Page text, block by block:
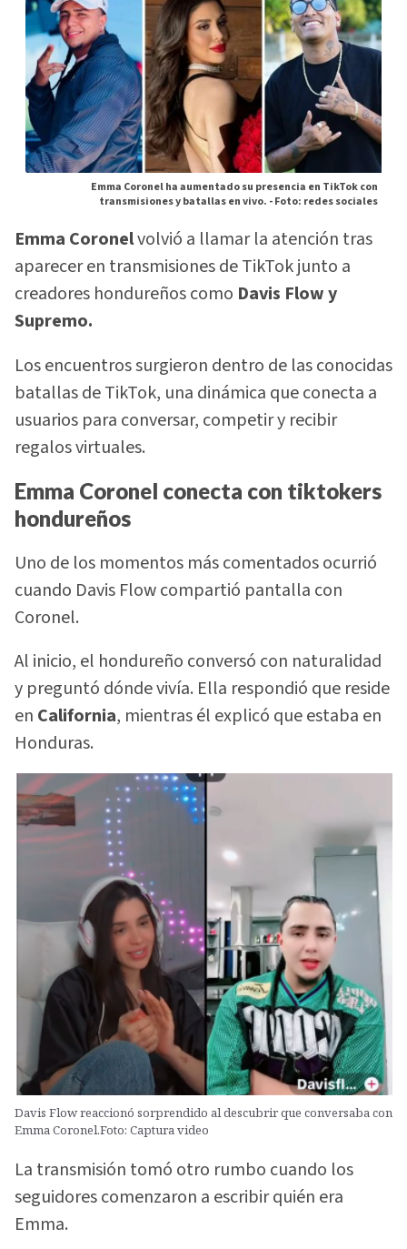
Emma Coronel ha aumentado su presencia en TikTok con
transmisiones y batallas en vivo. -Foto: redes sociales
Emma Coronelvolvió a llamar la atención tras
aparecer en transmisiones de TikTok junto a
creadores hondureños como Davis Flow y
Supremo.
Los encuentros surgieron dentro de las conocidas
batallas de TikTok, una dinámica que conecta a
usuarios para conversar, competir y recibir
regalos virtuales.
Emma Coronel conecta con tiktokers
hondureños
Uno de los momentos más comentados ocurrió
cuando Davis Flow compartió pantalla con
Coronel.
Al inicio, el hondureño conversó con naturalidad
y preguntó dónde vivía. Ella respondió que reside
en California, mientras él explicó que estaba en
Honduras.
Davis Flow reaccionó sorprendido al descubrir que conversaba con
Emma Coronel.Foto: Captura video
La transmisión tomó otro rumbo cuando los
seguidores comenzaron a escribir quién era
Emma.